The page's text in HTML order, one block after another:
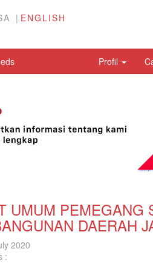
ENGLISH
Profil
UMUM
DAERAH
2020
: